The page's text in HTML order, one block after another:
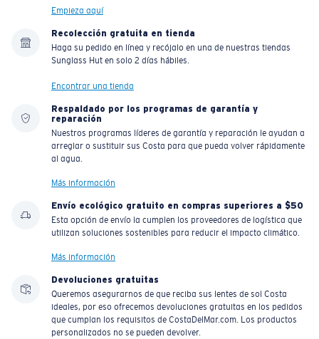
Empieza aquí
Recolección gratuita en tienda
Haga su pedido en línea y recójalo en una de nuestras tiendas
Sunglass Hut en solo 2 días hábiles.
Encontrar una tienda
Respaldado por los programas de garantía y
reparación
Nuestros programas líderes de garantía y reparación le ayudan a
arreglar o sustituir sus Costa para que pueda volver rápidamente
al agua.
Más información
Envío ecológico gratuito en compras superiores a $50
Esta opción de envío la cumplen los proveedores de logística que
utilizan soluciones sostenibles para reducir el impacto climático.
Más información
Devoluciones gratuitas
Queremos asegurarnos de que reciba sus lentes de sol Costa
ideales, por eso ofrecemos devoluciones gratuitas en los pedidos
que cumplan los requisitos de CostaDelMar.com. Los productos
personalizados no se pueden devolver.